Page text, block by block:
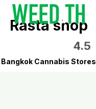
Rasta shop
4.5
Bangkok Cannabis Stores